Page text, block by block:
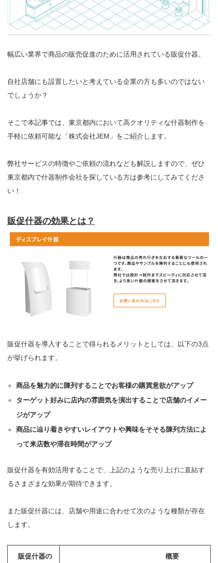
幅広い業界で商品の販売促進のために活用されている販促什器。
自社店舗にも設置したいと考えている企業の方も多いのではない
でしょうか？
そこで本記事では、東京都内において高クオリティな什器制作を
手軽に依頼可能な「株式会社JEM」をご紹介します。
弊社サービスの特徴やご依頼の流れなども解説しますので、ぜひ
東京都内で什器制作会社を探している方は参考にしてみてくださ
い！
販促什器の効果とは？
販促什器を導入することで得られるメリットとしては、以下の3点
が挙げられます。
商品を魅力的に陳列することでお客様の購買意欲がアップ
ターゲット好みに店内の雰囲気を演出することで店舗のイメー
ジがアップ
商品に辿り着きやすいレイアウトや興味をそそる陳列方法によ
って来店数や滞在時間がアップ
販促什器を有効活用することで、上記のような売り上げに直結す
るさまざまな効果が期待できます。
また販促什器には、店舗や用途に合わせて次のような種類が存在
します。
販促什器の
概要